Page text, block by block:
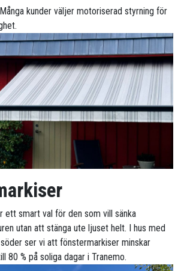
kunder väljer motoriserad styrning för
ett smart val för den som vill sänka
utan att stänga ute ljuset helt. I hus med
ser vi att fönstermarkiser minskar
80 % på soliga dagar i Tranemo.